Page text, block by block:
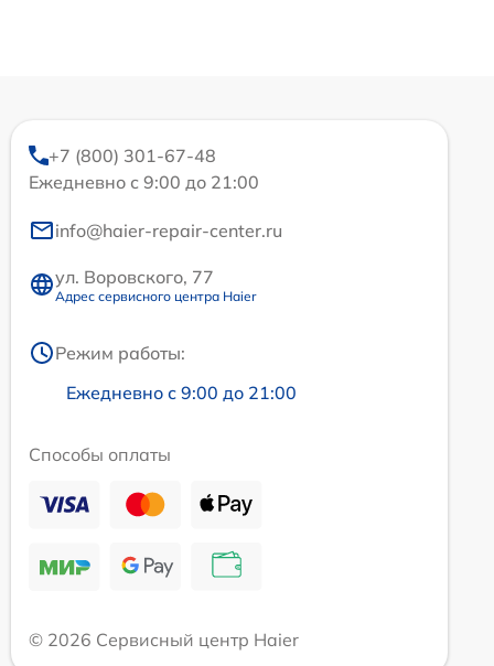
+7 (800) 301-67-48
Ежедневно с 9:00 до 21:00
info@haier-repair-center.ru
ул. Воровского, 77
Адрес сервисного центра Haier
Режим работы:
Ежедневно с 9:00 до 21:00
Способы оплаты
© 2026 Сервисный центр Haier